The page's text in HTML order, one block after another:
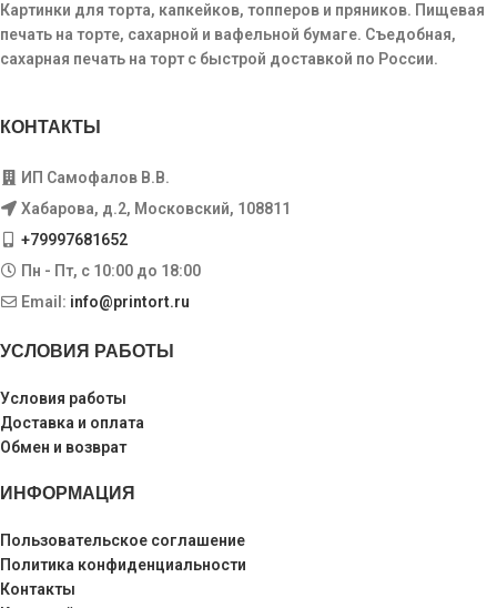
Картинки для торта, капкейков, топперов и пряников. Пищевая
печать на торте, сахарной и вафельной бумаге. Съедобная,
сахарная печать на торт с быстрой доставкой по России.
КОНТАКТЫ
ИП Самофалов В.В.
Хабарова, д.2, Московский, 108811
+79997681652
Пн - Пт, с 10:00 до 18:00
Email: info@printort.ru
УСЛОВИЯ РАБОТЫ
Условия работы
Доставка и оплата
Обмен и возврат
ИНФОРМАЦИЯ
Пользовательское соглашение
Политика конфиденциальности
Контакты